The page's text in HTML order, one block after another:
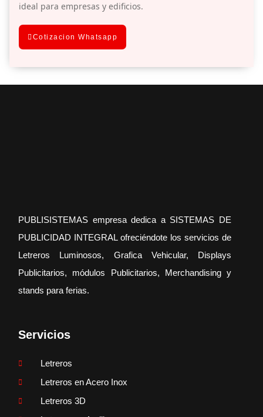
ideal para empresas y edificios.
Cotizacion Whatsapp
PUBLISISTEMAS empresa dedica a SISTEMAS DE
PUBLICIDAD INTEGRAL ofreciéndote los servicios de
Letreros Luminosos, Grafica Vehicular, Displays
Publicitarios, módulos Publicitarios, Merchandising y
stands para ferias.
Servicios
Letreros
Letreros en Acero Inox
Letreros 3D